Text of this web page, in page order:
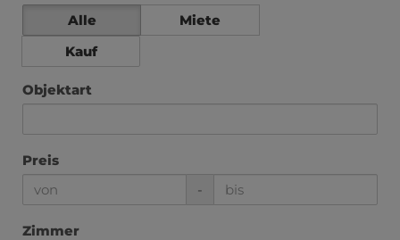
Alle
Miete
Kauf
Objektart
Preis
-
Zimmer